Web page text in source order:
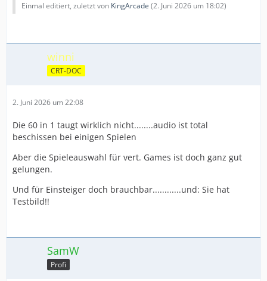
Einmal editiert, zuletzt von KingArcade (2. Juni 2026 um 18:02)
winni
CRT-DOC
2. Juni 2026 um 22:08
Die 60 in 1 taugt wirklich nicht........audio ist total
beschissen bei einigen Spielen
Aber die Spieleauswahl für vert. Games ist doch ganz gut
gelungen.
Und für Einsteiger doch brauchbar............und: Sie hat
Testbild!!
SamW
Profi